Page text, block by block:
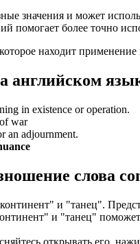
значения и может
более точно
находит
английском
in existence or operation.
of war
an adjournment.
слова
и "танец".
и "танец"
открывать его,